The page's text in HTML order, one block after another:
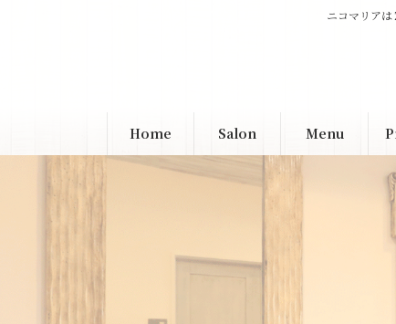
キ
に
ニコマリア
Home Salon Menu